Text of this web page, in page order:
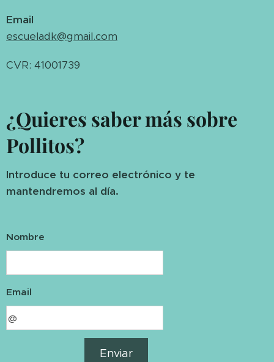
Email
escueladk@gmail.com
CVR: 41001739
¿Quieres saber más sobre
Pollitos?
Introduce tu correo electrónico y te
mantendremos al día.
Nombre
Email
Enviar